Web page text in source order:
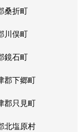
桑折町
川俣町
鏡石町
郡下郷町
郡只見町
北塩原村